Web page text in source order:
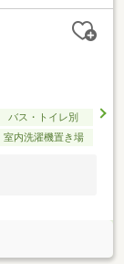
バス・トイレ別
室内洗濯機置き場